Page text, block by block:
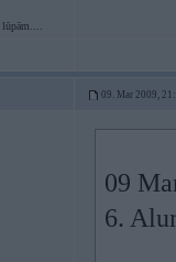
09. Mar 2009,
09
6.